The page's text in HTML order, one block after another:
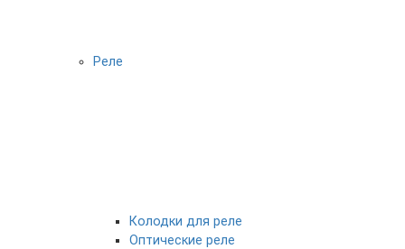
Реле
Колодки для реле
Оптические реле